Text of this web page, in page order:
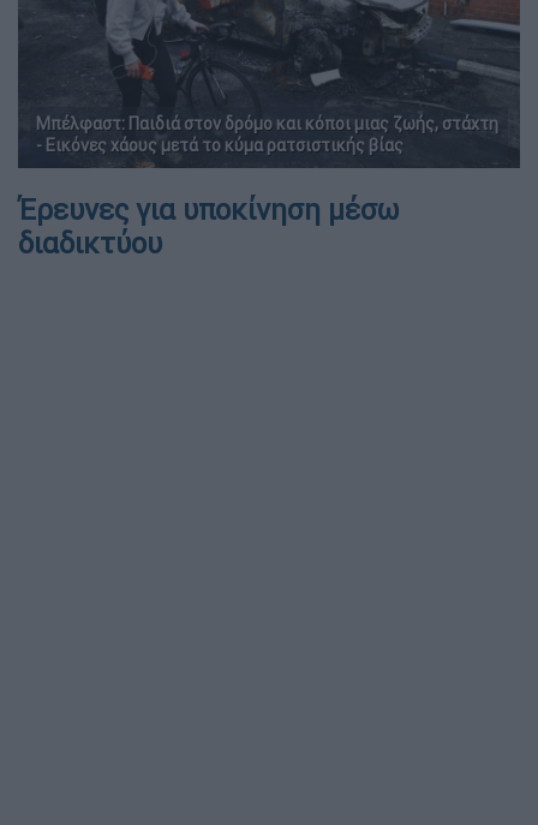
Μπέλφαστ: Παιδιά στον δρόμο και κόποι μιας ζωής, στάχτη
- Εικόνες χάους μετά το κύμα ρατσιστικής βίας
Έρευνες για υποκίνηση μέσω
διαδικτύου